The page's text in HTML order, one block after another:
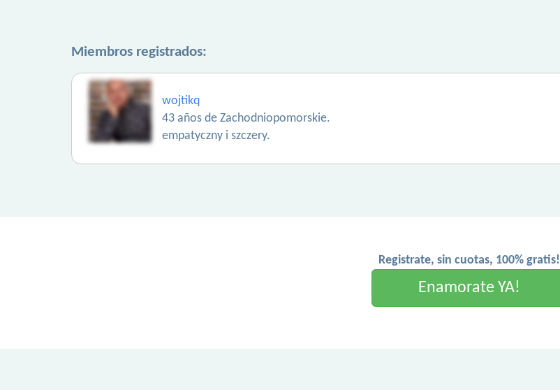
Miembros registrados:
wojtikq
43 años de Zachodniopomorskie.
empatyczny i szczery.
Registrate, sin cuotas, 100% gratis!
Enamorate YA!